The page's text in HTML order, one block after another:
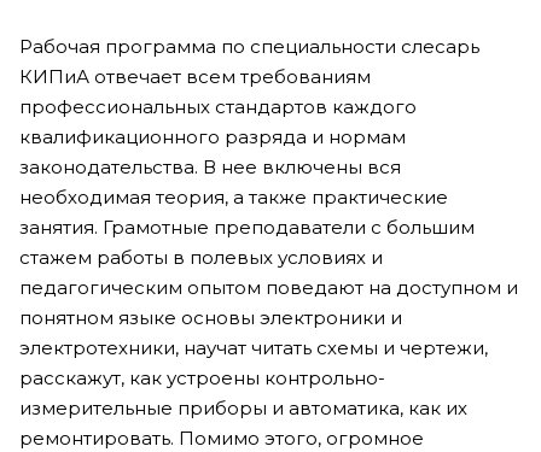
Рабочая программа по специальности слесарь
КИПиА отвечает всем требованиям
профессиональных стандартов каждого
квалификационного разряда и нормам
законодательства. В нее включены вся
необходимая теория, а также практические
занятия. Грамотные преподаватели с большим
стажем работы в полевых условиях и
педагогическим опытом поведают на доступном и
понятном языке основы электроники и
электротехники, научат читать схемы и чертежи,
расскажут, как устроены контрольно-
измерительные приборы и автоматика, как их
ремонтировать. Помимо этого, огромное